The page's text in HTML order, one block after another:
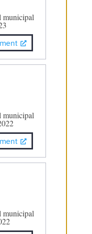
municipal
municipal
municipal